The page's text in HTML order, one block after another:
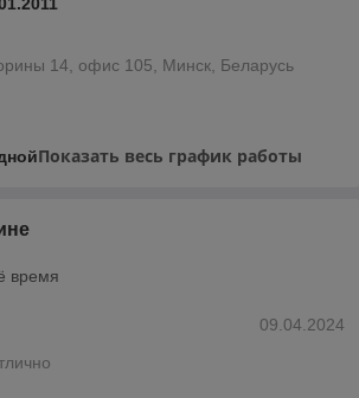
14, офис 105, Минск, Беларусь
Показать весь график работы
время
09.04.2024